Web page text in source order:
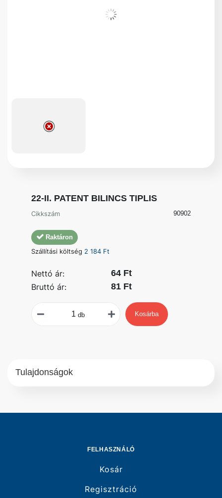
22-II. PATENT BILINCS TIPLIS
Cikkszám 90902
Raktáron
Szállítási költség 2 184 Ft
Nettó ár:
64 Ft
Bruttó ár:
81 Ft
db Kosárba
Tulajdonságok
FELHASZNÁLÓ
Kosár
Regisztráció